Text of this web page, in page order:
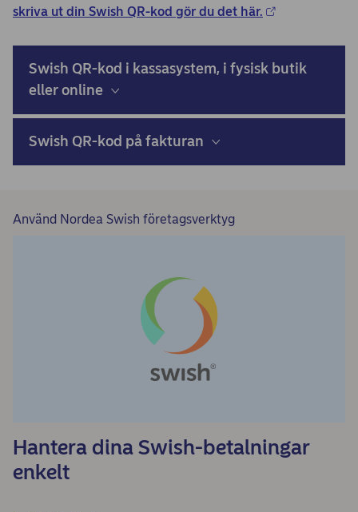
skriva ut din Swish QR-kod gör du det här.
Swish QR-kod i kassasystem, i fysisk butik
eller online
Swish QR-kod på fakturan
Använd Nordea Swish företagsverktyg
Hantera dina Swish-betalningar
enkelt